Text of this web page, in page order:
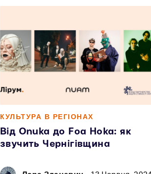
КУЛЬТУРА В РЕГІОНАХ
Від Onuka до Foa Hoka: як
звучить Чернігівщина